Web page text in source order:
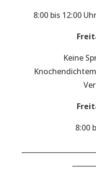
8:00 bis 12:00
Keine
8:00